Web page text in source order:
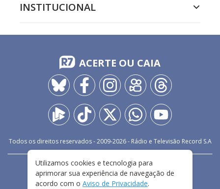
INSTITUCIONAL
ACERTE OU CAIA
Todos os direitos reservados - 2009-2026- Rádio e Televisão Record S.A
FALE CONOSCO
PRIVACIDADE
TERMOS E CONDIÇÕES DE USO
Utilizamos cookies e tecnologia para
aprimorar sua experiência de navegação de
acordo com o Aviso de Privacidade.